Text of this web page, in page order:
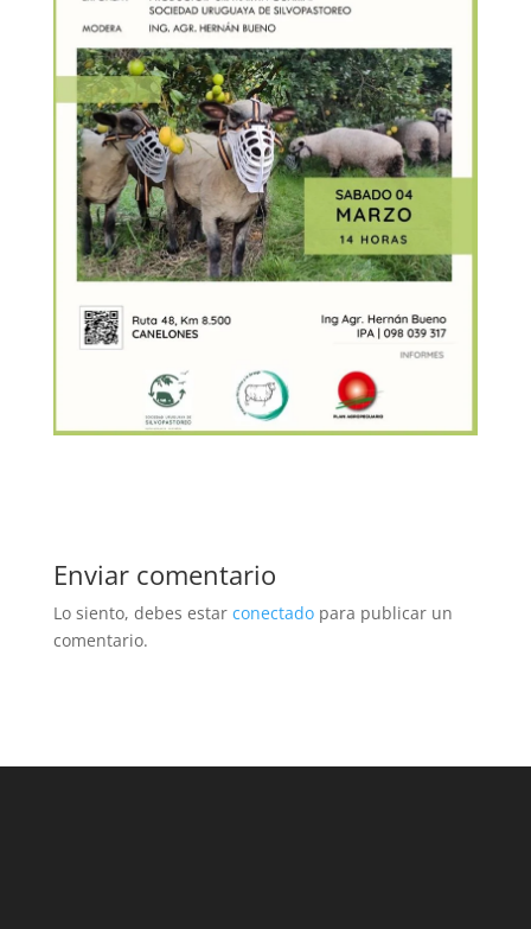
Enviar comentario
Lo siento, debes estar conectadopara publicar un
comentario.